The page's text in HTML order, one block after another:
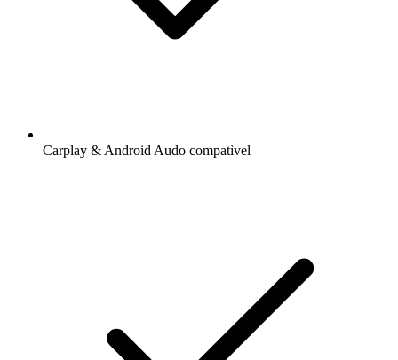
Carplay & Android Audo compatìvel